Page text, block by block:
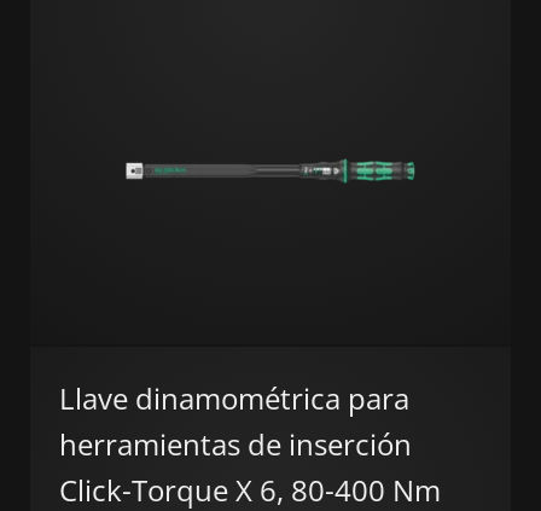
Llave dinamométrica para
herramientas de inserción
Click-Torque X 6, 80-400 Nm